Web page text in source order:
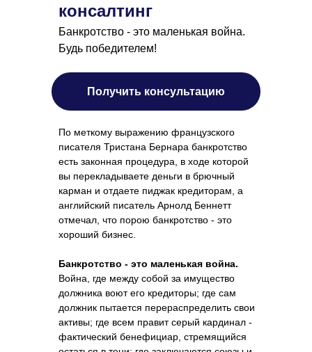
консалтинг
Банкротство - это маленькая война.
Будь победителем!
Получить консультацию
По меткому выражению французского
писателя Тристана Бернара банкротство
есть законная процедура, в ходе которой
вы перекладываете деньги в брючный
карман и отдаете пиджак кредиторам, а
английский писатель Арнолд Беннетт
отмечал, что порою банкротство - это
хороший бизнес.
Банкротство - это маленькая война.
Война, где между собой за имущество
должника воют его кредиторы; где сам
должник пытается перераспределить свои
активы; где всем правит серый кардинал -
фактический бенефициар, стремящийся